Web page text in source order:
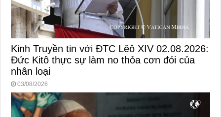
Kinh Truyền tin với ĐTC Lêô XIV 02.08.2026:
Đức Kitô thực sự làm no thỏa cơn đói của
nhân loại
03/08/2026